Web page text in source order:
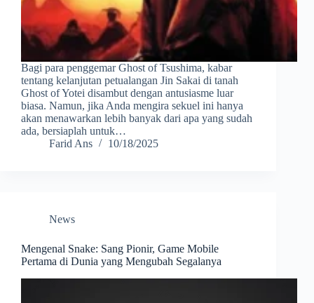
Bagi para penggemar Ghost of Tsushima, kabar
tentang kelanjutan petualangan Jin Sakai di tanah
Ghost of Yotei disambut dengan antusiasme luar
biasa. Namun, jika Anda mengira sekuel ini hanya
akan menawarkan lebih banyak dari apa yang sudah
ada, bersiaplah untuk…
Farid Ans
10/18/2025
News
Mengenal Snake: Sang Pionir, Game Mobile
Pertama di Dunia yang Mengubah Segalanya